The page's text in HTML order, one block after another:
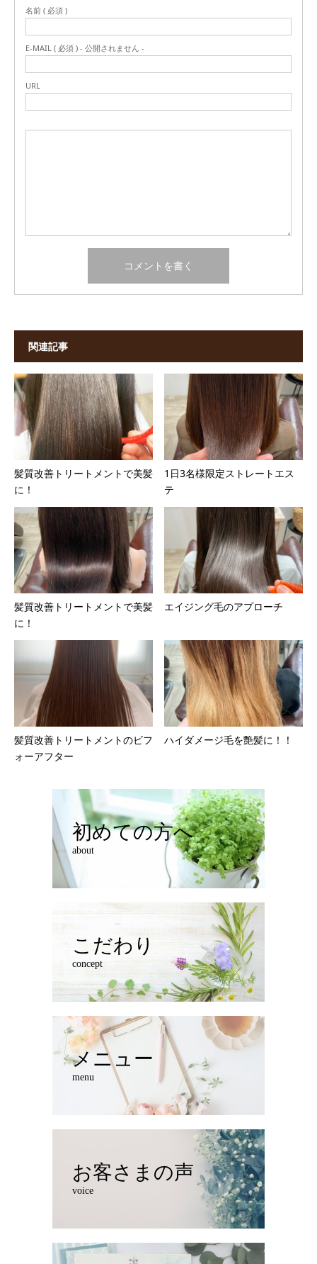
名前 ( 必須 )
E-MAIL ( 必須 ) - 公開されません -
URL
関連記事
髪質改善トリートメントで美髪
に！
1日3名様限定ストレートエス
テ
髪質改善トリートメントで美髪
に！
エイジング毛のアプローチ
髪質改善トリートメントのビフ
ォーアフター
ハイダメージ毛を艶髪に！！
初めての方へ
about
こだわり
concept
メニュー
menu
お客さまの声
voice